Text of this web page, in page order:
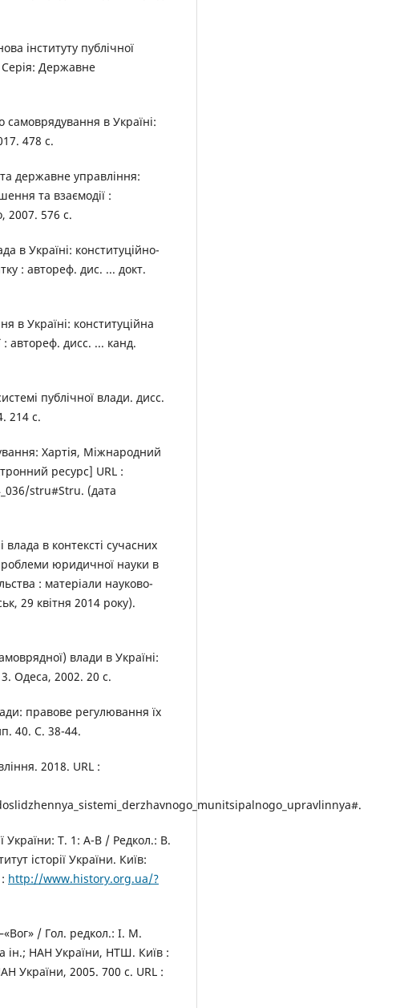
інституту публічної
Державне
самоврядування в Україні:
478 с.
державне управління:
та взаємодії :
2007. 576 с.
в Україні: конституційно-
: автореф. дис. ... докт.
в Україні: конституційна
: автореф. дисс. ... канд.
публічної влади. дисс.
214 с.
Хартія, Міжнародний
ресурс] URL :
stru#Stru. (дата
в контексті сучасних
юридичної науки в
: матеріали науково-
29 квітня 2014 року).
влади в Україні:
Одеса, 2002. 20 с.
правове регулювання їх
40. С. 38-44.
2018. URL :
України: Т. 1: А-В / Редкол.: В.
історії України. Київ:
http://www.history.org.ua/?
/ Гол. редкол.: І. М.
ін.; НАН України, НТШ. Київ :
України, 2005. 700 с. URL :